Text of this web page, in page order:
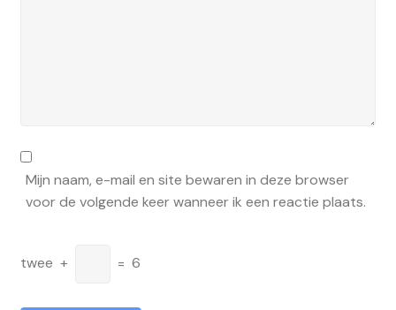
Mijn naam, e-mail en site bewaren in deze browser
voor de volgende keer wanneer ik een reactie plaats.
twee + = 6